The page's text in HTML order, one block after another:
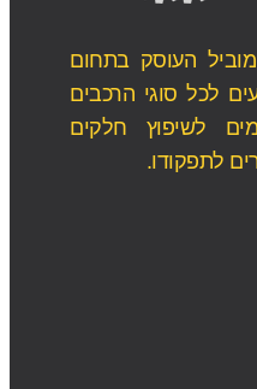
העוסק בתחום
לכל סוגי הרכבים
לשיפוץ חלקים
לתפקודו.